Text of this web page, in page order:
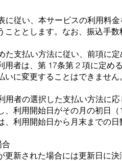
に従い、本サービスの利⽤料
ととします。なお、振込⼿
た⽀払い⽅法に従い、前項に
⽤者は、第 17条第 2 項に定め
に変更することはできません。
⽤者の選択した⽀払い⽅法に
利⽤開始⽇がその⽉の初⽇（
利⽤開始⽇から⽉末までの⽇
新された場合には更新⽇に